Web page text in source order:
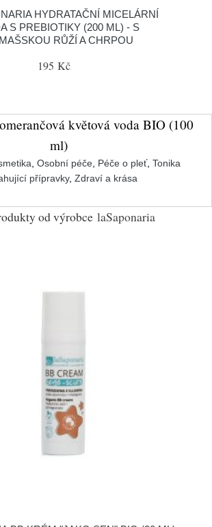
HYDRATAČNÍ MICELÁRNÍ
S PREBIOTIKY (200 ML) - S
RŮŽÍ A CHRPOU
195 Kč
květová voda BIO (100
ml)
Osobní péče, Péče o pleť, Tonika
přípravky, Zdraví a krása
od výrobce laSaponaria